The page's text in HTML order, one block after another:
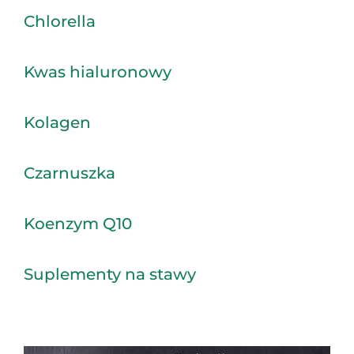
Chlorella
Kwas hialuronowy
Kolagen
Czarnuszka
Koenzym Q10
Suplementy na stawy